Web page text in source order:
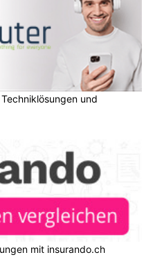
unmittelbare Wirkung von
starken Instrument im
Live Content genau ist,
geplant und
der Erfolg messbar gemacht